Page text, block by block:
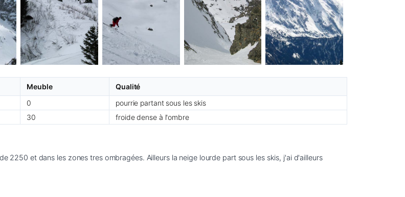
Meuble
Qualité
0
pourrie partant sous les skis
30 froide dense à l'ombre
2250 et dans les zones tres ombragées. Ailleurs la neige lourde part sous les skis, j'ai d'ailleurs